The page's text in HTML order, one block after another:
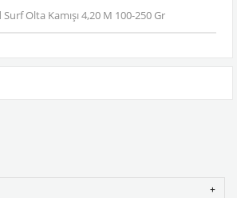
Olta Kamışı 4,20 M 100-250 Gr